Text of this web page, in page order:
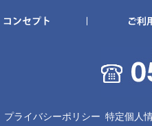
プライバシーポリシー 特定個人